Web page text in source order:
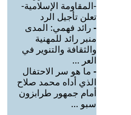
-المقاومة الإسلامية-
تعلن تأجيل الرد
- رائد فهمي: المدى
منبر رائد للمهنية
والثقافة والتنوير في
العر ...
- ما هو سر الاحتفال
الذي أداه محمد صلاح
أمام جمهور طرابزون
سبو ...